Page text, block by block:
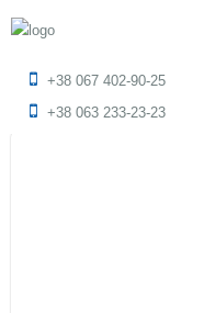
+38 067 402-90-25
+38 063 233-23-23